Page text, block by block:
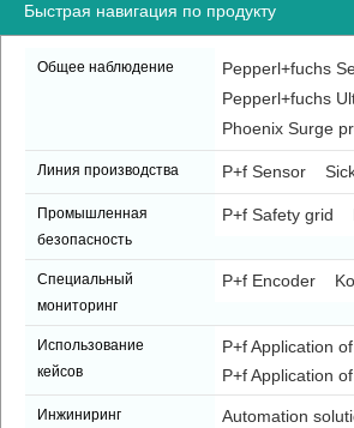
Быстрая навигация по продукту
Общее наблюдение Pepperl+fuchs
Pepperl+fuchs
Phoenix Surge
Линия производства P+f Sensor
Промышленная
безопасность
P+f Safety grid
Специальный
мониторинг
P+f Encoder
Использование
кейсов
P+f Application
P+f Application
Инжиниринг Automation